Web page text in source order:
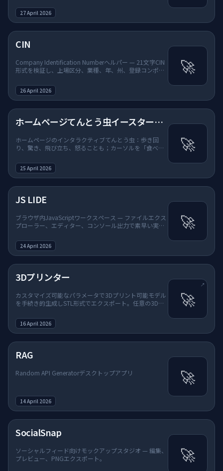
27 April 2026
CIN
Company Identification Numberヘルパー — 21文字CIN
形式を検証し、上場区分、業種、年、州、登録コンポー
26 April 2026
🚀
ホームページてんとう虫イースターエッグ
ホームページのインタラクティブてんとう虫：歩き回
り、驚き、飛び立ち、怒ることも；カーソルを「食べ
にメインタイトルをかじり、ランダムなツールタイルを
訪れて遊び心のあるメッセージと紙吹雪 — 名前空間付き
スタイルとスクリプトでサイトの他部分と競合しない。
25 April 2026
🚀
JS LIDE
ブラウザ内JavaScriptワークスペース — ファイルエクス
プローラー、エディター、コンソール出力で素早い実
24 April 2026
🚀
3Dプリンター
カスタマイズ可能なパラメータで3Dプリント可能モデル
を手続き的生成しSTL形式でエクスポート。任意の3Dプ
16 April 2026
🚀
↗
RAG
Random API Generatorデスクトップアプリ
14 April 2026
🚀
SocialSnap
ソーシャルフィード向けモックアップスタジオ — 編集、
プレビュー、PNGエクスポート。
🚀